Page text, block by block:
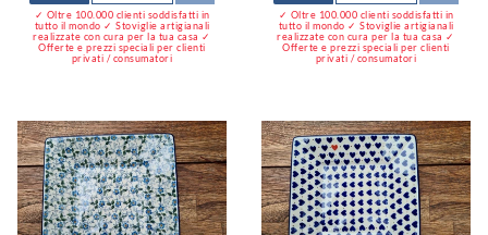
✓ Oltre 100.000 clienti soddisfatti in
tutto il mondo ✓ Stoviglie artigianali
realizzate con cura per la tua casa ✓
Offerte e prezzi speciali per clienti
privati / consumatori
✓ Oltre 100.000 clienti soddisfatti in
tutto il mondo ✓ Stoviglie artigianali
realizzate con cura per la tua casa ✓
Offerte e prezzi speciali per clienti
privati / consumatori